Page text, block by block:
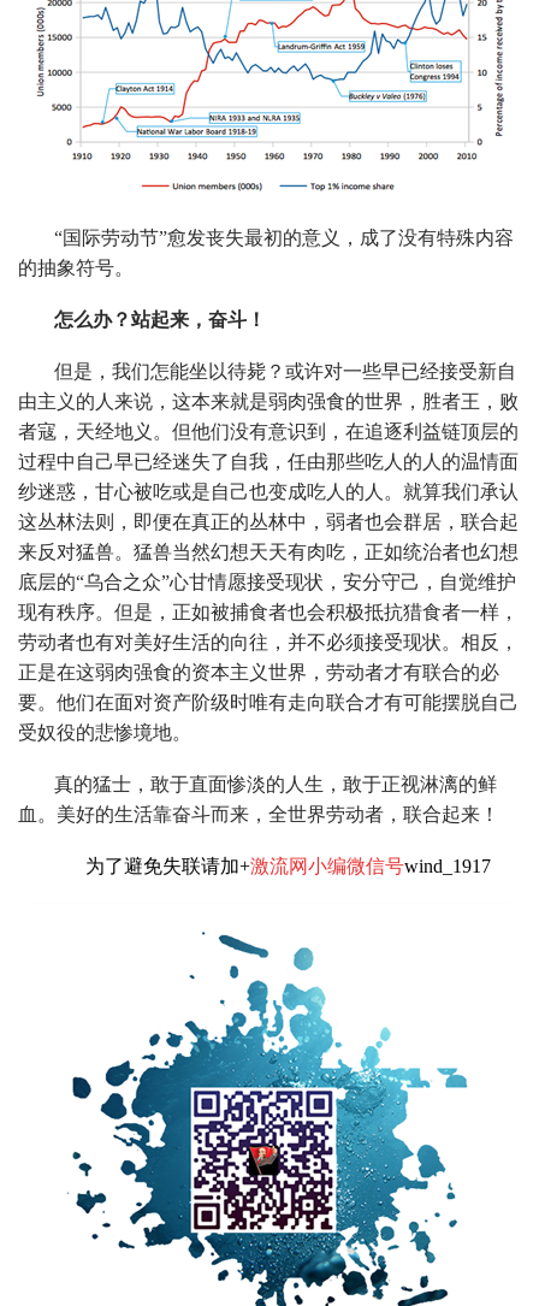
“国际劳动节”愈发丧失最初的意义，成了没有特殊内容
的抽象符号。
怎么办？站起来，奋斗！
但是，我们怎能坐以待毙？或许对一些早已经接受新自
由主义的人来说，这本来就是弱肉强食的世界，胜者王，败
者寇，天经地义。但他们没有意识到，在追逐利益链顶层的
过程中自己早已经迷失了自我，任由那些吃人的人的温情面
纱迷惑，甘心被吃或是自己也变成吃人的人。就算我们承认
这丛林法则，即便在真正的丛林中，弱者也会群居，联合起
来反对猛兽。猛兽当然幻想天天有肉吃，正如统治者也幻想
底层的“乌合之众”心甘情愿接受现状，安分守己，自觉维护
现有秩序。但是，正如被捕食者也会积极抵抗猎食者一样，
劳动者也有对美好生活的向往，并不必须接受现状。相反，
正是在这弱肉强食的资本主义世界，劳动者才有联合的必
要。他们在面对资产阶级时唯有走向联合才有可能摆脱自己
受奴役的悲惨境地。
真的猛士，敢于直面惨淡的人生，敢于正视淋漓的鲜
血。美好的生活靠奋斗而来，全世界劳动者，联合起来！
为了避免失联请加+激流网小编微信号wind_1917